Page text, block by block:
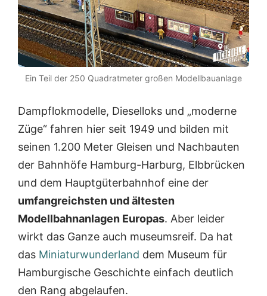
Ein Teil der 250 Quadratmeter großen Modellbauanlage
Dampflokmodelle, Dieselloks und „moderne
Züge“ fahren hier seit 1949 und bilden mit
seinen 1.200 Meter Gleisen und Nachbauten
der Bahnhöfe Hamburg-Harburg, Elbbrücken
und dem Hauptgüterbahnhof eine der
umfangreichsten und ältesten
Modellbahnanlagen Europas. Aber leider
wirkt das Ganze auch museumsreif. Da hat
das Miniaturwunderland dem Museum für
Hamburgische Geschichte einfach deutlich
den Rang abgelaufen.